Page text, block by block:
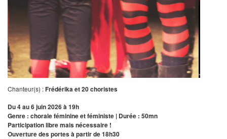
Chanteur(s) :Frédérika et 20 choristes
Du 4 au 6 juin 2026 à 19h
Genre : chorale féminine et féministe | Durée : 50mn
Participation libre mais nécessaire !
Ouverture des portes à partir de 18h30